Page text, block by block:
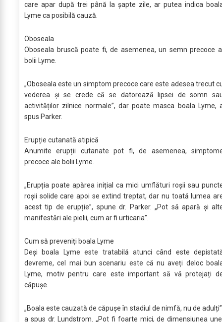
care apar după trei până la șapte zile, ar putea indica
Lyme ca posibilă cauză.
Oboseala
Oboseala bruscă poate fi, de asemenea, un semn precoce
bolii Lyme.
„Oboseala este un simptom precoce care este adesea trecut
vederea și se crede că se datorează lipsei de somn
activităților zilnice normale”, dar poate masca boala Lyme,
spus Parker.
Erupție cutanată atipică
Anumite erupții cutanate pot fi, de asemenea,
precoce ale bolii Lyme.
„Erupția poate apărea inițial ca mici umflături roșii sau
roșii solide care apoi se extind treptat, dar nu toată lumea
acest tip de erupție”, spune dr. Parker. „Pot să apară și
manifestări ale pielii, cum ar fi urticaria”.
Cum să preveniți boala Lyme
Deși boala Lyme este tratabilă atunci când este
devreme, cel mai bun scenariu este că nu aveți deloc
Lyme, motiv pentru care este important să vă protejați
căpușe.
„Boala este cauzată de căpușe în stadiul de nimfă, nu de
a spus dr. Lundstrom. „Pot fi foarte mici, de dimensiunea